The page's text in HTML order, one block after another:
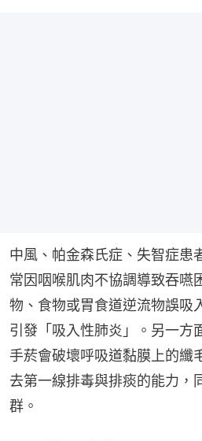
中風、帕金森氏症、失智症患
常因咽喉肌肉不協調導致吞嚥
物、食物或胃食道逆流物誤吸
引發「吸入性肺炎」。另一方
手菸會破壞呼吸道黏膜上的纖
去第一線排毒與排痰的能力，
群。